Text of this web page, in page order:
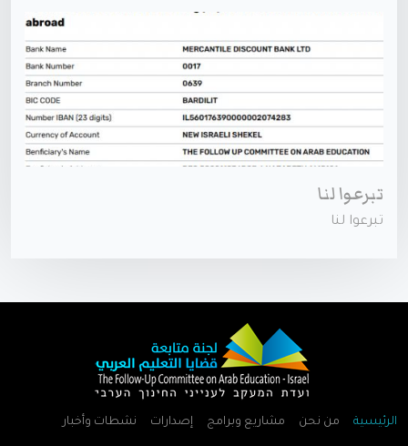
تبرعوا لنا
تبرعوا لنا
الرئيسية من نحن مشاريع وبرامج إصدارات نشطات وأخبار